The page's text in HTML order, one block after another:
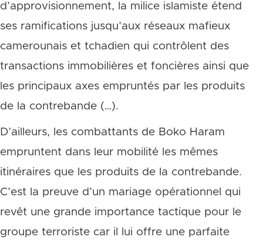
d’approvisionnement, la milice islamiste étend
ses ramifications jusqu’aux réseaux mafieux
camerounais et tchadien qui contrôlent des
transactions immobilières et foncières ainsi que
les principaux axes empruntés par les produits
de la contrebande (…).
D’ailleurs, les combattants de Boko Haram
empruntent dans leur mobilité les mêmes
itinéraires que les produits de la contrebande.
C’est la preuve d’un mariage opérationnel qui
revêt une grande importance tactique pour le
groupe terroriste car il lui offre une parfaite